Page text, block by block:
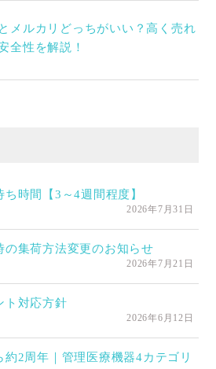
メルカリどっちがいい？高く売れ
全性を解説！
ち時間【3～4週間程度】
2026年7月31日
の集荷方法変更のお知らせ
2026年7月21日
ト対応方針
2026年6月12日
約2周年｜管理医療機器4カテゴリ